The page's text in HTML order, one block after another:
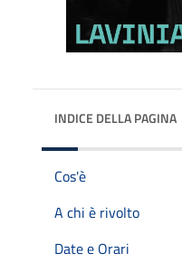
INDICE DELLA PAGINA
Cos'è
A chi è rivolto
Date e Orari